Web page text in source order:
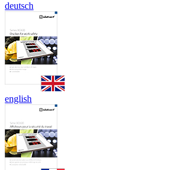
deutsch
english